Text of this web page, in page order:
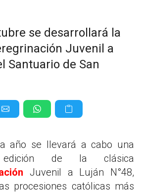
se desarrollará la
Juvenil a
Santuario de San
edición de la clásica
Juvenil a Luján N°48,
procesiones católicas más